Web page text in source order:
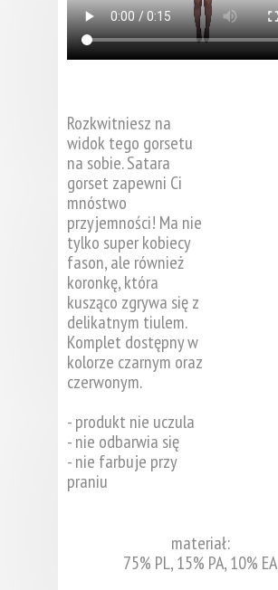
Rozkwitniesz na
widok tego gorsetu
na sobie. Satara
gorset zapewni Ci
mnóstwo
przyjemności! Ma nie
tylko super kobiecy
fason, ale również
koronkę, która
kusząco zgrywa się z
delikatnym tiulem.
Komplet dostępny w
kolorze czarnym oraz
czerwonym.
- produkt nie uczula
- nie odbarwia się
- nie farbuje przy
praniu
materiał:
75% PL, 15% PA, 10% EA